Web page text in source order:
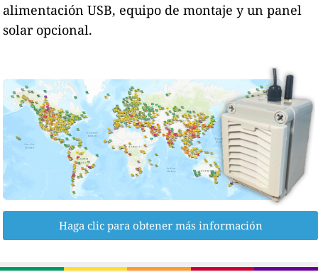
alimentación USB, equipo de montaje y un panel
solar opcional.
Haga clic para obtener más información